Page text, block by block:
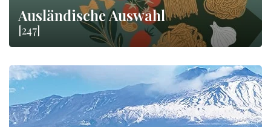
Ausländische Auswahl
[247]